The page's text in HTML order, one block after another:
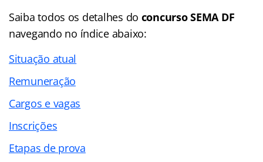
Saiba todos os detalhes do concurso SEMA DF
navegando no índiceabaixo:
Situação atual
Remuneração
Cargos e vagas
Inscrições
Etapas de prova